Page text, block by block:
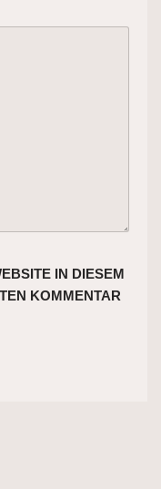
IN DIESEM
KOMMENTAR